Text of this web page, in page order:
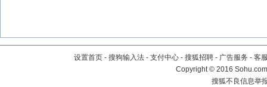
设置首页 - 搜狗输入法 - 支付中心 - 搜狐招聘 - 广告服务 - 客
Copyright©2016
搜狐不良信息举